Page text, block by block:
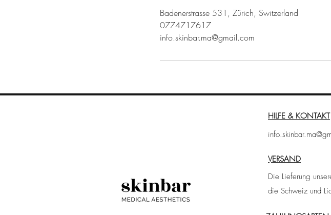
Badenerstrasse 531, Zürich, Switzerland
0774717617
info.skinbar.ma@gmail.com
HILFE & KONTAKT
VERSAND
Die Lieferung
die Schweiz und